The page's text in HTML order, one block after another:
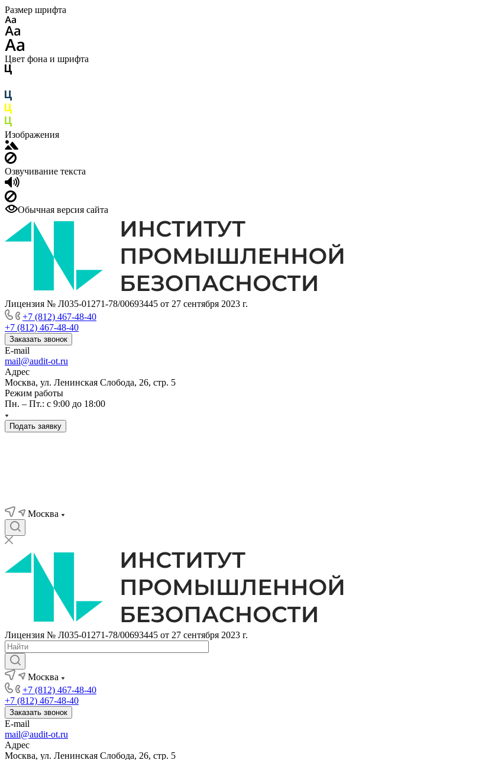
Размер шрифта
Цвет фона и шрифта
Изображения
Озвучивание текста
Обычная версия сайта
Лицензия № Л035-01271-78/00693445 от 27 сентября 2023 г.
+7 (812) 467-48-40
+7 (812) 467-48-40
Заказать звонок
E-mail
mail@audit-ot.ru
Адрес
Москва, ул. Ленинская Слобода, 26, стр. 5
Режим работы
Пн. – Пт.: с 9:00 до 18:00
Подать заявку
Москва
Лицензия № Л035-01271-78/00693445 от 27 сентября 2023 г.
Москва
+7 (812) 467-48-40
+7 (812) 467-48-40
Заказать звонок
E-mail
mail@audit-ot.ru
Адрес
Москва, ул. Ленинская Слобода, 26, стр. 5